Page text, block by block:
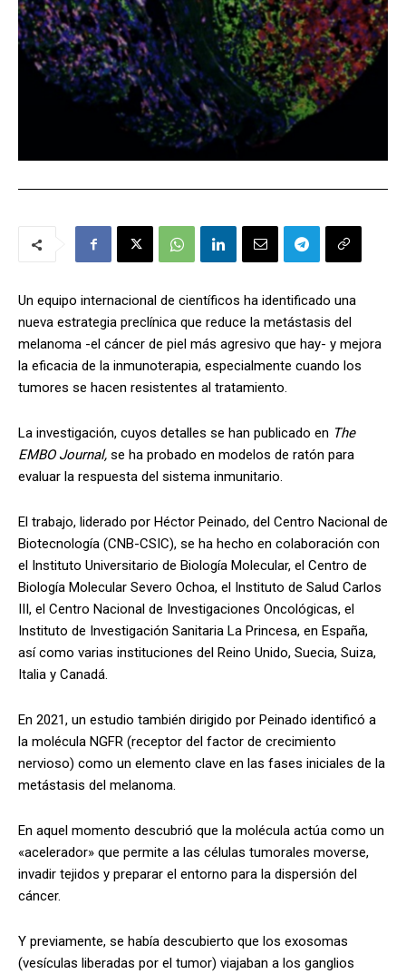
Un equipo internacional de científicos ha identificado una
nueva estrategia preclínica que reduce la metástasis del
melanoma -el cáncer de piel más agresivo que hay- y mejora
la eficacia de la inmunoterapia, especialmente cuando los
tumores se hacen resistentes al tratamiento.
La investigación, cuyos detalles se han publicado en The
EMBO Journal, se ha probado en modelos de ratón para
evaluar la respuesta del sistema inmunitario.
El trabajo, liderado por Héctor Peinado, del Centro Nacional de
Biotecnología (CNB-CSIC), se ha hecho en colaboración con
el Instituto Universitario de Biología Molecular, el Centro de
Biología Molecular Severo Ochoa, el Instituto de Salud Carlos
III, el Centro Nacional de Investigaciones Oncológicas, el
Instituto de Investigación Sanitaria La Princesa, en España,
así como varias instituciones del Reino Unido, Suecia, Suiza,
Italia y Canadá.
En 2021, un estudio también dirigido por Peinado identificó a
la molécula NGFR (receptor del factor de crecimiento
nervioso) como un elemento clave en las fases iniciales de la
metástasis del melanoma.
En aquel momento descubrió que la molécula actúa como un
«acelerador» que permite a las células tumorales moverse,
invadir tejidos y preparar el entorno para la dispersión del
cáncer.
Y previamente, se había descubierto que los exosomas
(vesículas liberadas por el tumor) viajaban a los ganglios